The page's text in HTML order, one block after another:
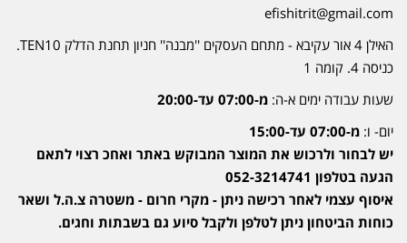
efishitrit@gmail.com
האילן 4 אור עקיבא - מתחם העסקים ''מבנה'' חניון תחנת הדלק TEN10.
כניסה 4. קומה 1
שעות עבודה ימים א-ה: מ-07:00 עד-20:00
יום- ו: מ-07:00 עד-15:00
יש לבחור ולרכוש את המוצר המבוקש באתר ואחכ רצוי לתאם
הגעה בטלפון 052-3214741
איסוף עצמי לאחר רכישה ניתן - מקרי חרום - משטרה צ.ה.ל ושאר
כוחות הביטחון ניתן לטלפן ולקבל סיוע גם בשבתות וחגים.